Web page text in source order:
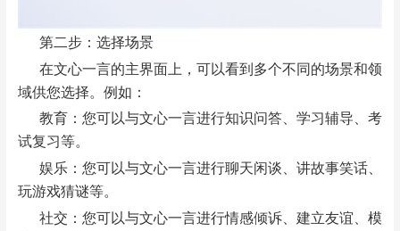
第二步：选择场景
在文心一言的主界面上，可以看到多个不同的场景和领
域供您选择。例如：
教育：您可以与文心一言进行知识问答、学习辅导、考
试复习等。
娱乐：您可以与文心一言进行聊天闲谈、讲故事笑话、
玩游戏猜谜等。
社交：您可以与文心一言进行情感倾诉、建立友谊、模